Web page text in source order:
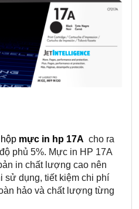
mực in hp 17A cho ra
phủ 5%. Mực in HP 17A
in chất lượng cao nên
sử dụng, tiết kiệm chi phí
hảo và chất lượng từng